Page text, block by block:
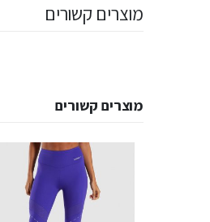
מוצרים קשורים
מוצרים קשורים